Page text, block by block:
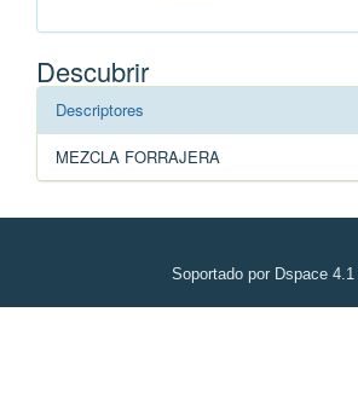
Descubrir
Descriptores
MEZCLA FORRAJERA
Soportado por Dspace 4.1